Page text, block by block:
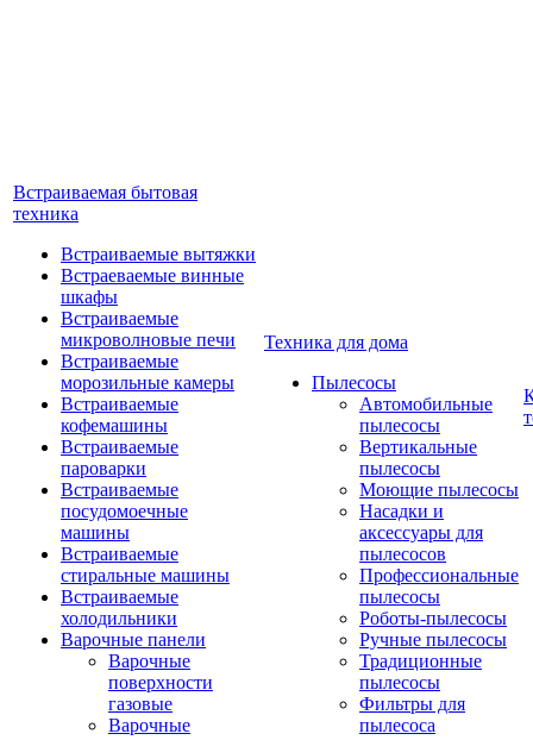
Встраиваемая бытовая
техника
Встраиваемые вытяжки
Встраеваемые винные
шкафы
Встраиваемые
микроволновые печи
Встраиваемые
морозильные камеры
Встраиваемые
кофемашины
Встраиваемые
пароварки
Встраиваемые
посудомоечные
машины
Встраиваемые
стиральные машины
Встраиваемые
холодильники
Варочные панели
Варочные
поверхности
газовые
Варочные
Техника для дома
Пылесосы
Автомобильные
пылесосы
Вертикальные
пылесосы
Моющие пылесосы
Насадки и
аксессуары для
пылесосов
Профессиональные
пылесосы
Роботы-пылесосы
Ручные пылесосы
Традиционные
пылесосы
Фильтры для
пылесоса